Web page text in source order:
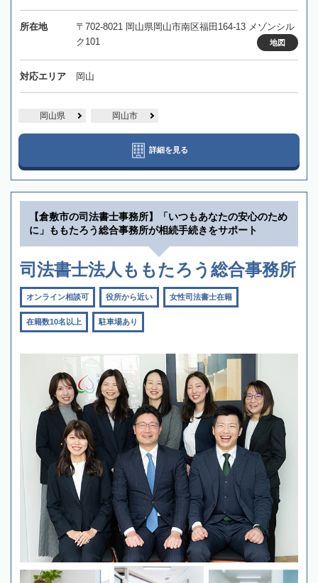
所在地
〒702-8021 岡山県岡山市南区福田164-13 メゾンシル
ク101
地図
対応エリア 岡山
岡山県 岡山市
詳細を見る
【倉敷市の司法書士事務所】「いつもあなたの安心のため
に」ももたろう総合事務所が相続手続きをサポート
司法書士法人ももたろう総合事務所
オンライン相談可 役所から近い 女性司法書士在籍
在籍数10名以上 駐車場あり